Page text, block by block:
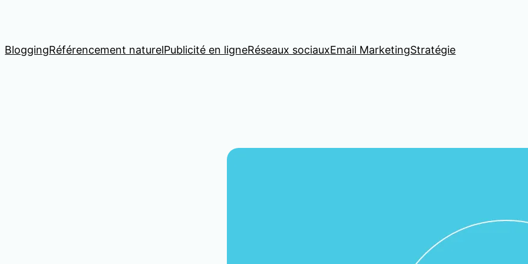
BloggingRéférencement naturelPublicité en ligneRéseaux sociauxEmail MarketingStratégie